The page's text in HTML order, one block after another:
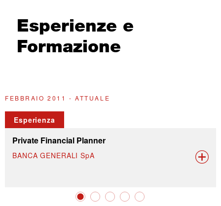
Esperienze e
Formazione
FEBBRAIO 2011 - ATTUALE
Esperienza
Private Financial Planner
BANCA GENERALI SpA